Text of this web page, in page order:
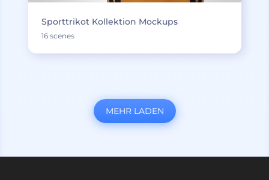
Sporttrikot Kollektion Mockups
16 scenes
MEHR LADEN